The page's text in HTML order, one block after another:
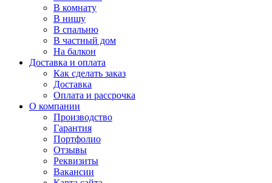
В комнату
В нишу
В спальню
В частный дом
На балкон
Доставка и оплата
Как сделать заказ
Доставка
Оплата и рассрочка
О компании
Производство
Гарантия
Портфолио
Отзывы
Реквизиты
Вакансии